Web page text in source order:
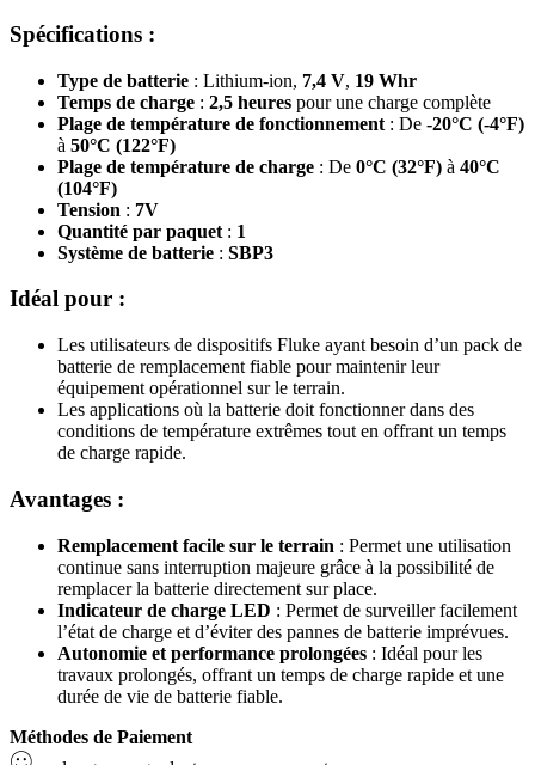
Spécifications :
Type de batterie : Lithium-ion, 7,4 V, 19 Whr
Temps de charge : 2,5 heures pour une charge complète
Plage de température de fonctionnement : De -20°C (-4°F)
à 50°C (122°F)
Plage de température de charge : De 0°C (32°F) à 40°C
(104°F)
Tension : 7V
Quantité par paquet : 1
Système de batterie : SBP3
Idéal pour :
Les utilisateurs de dispositifs Fluke ayant besoin d’un pack de
batterie de remplacement fiable pour maintenir leur
équipement opérationnel sur le terrain.
Les applications où la batterie doit fonctionner dans des
conditions de température extrêmes tout en offrant un temps
de charge rapide.
Avantages :
Remplacement facile sur le terrain : Permet une utilisation
continue sans interruption majeure grâce à la possibilité de
remplacer la batterie directement sur place.
Indicateur de charge LED : Permet de surveiller facilement
l’état de charge et d’éviter des pannes de batterie imprévues.
Autonomie et performance prolongées : Idéal pour les
travaux prolongés, offrant un temps de charge rapide et une
durée de vie de batterie fiable.
Méthodes de Paiement